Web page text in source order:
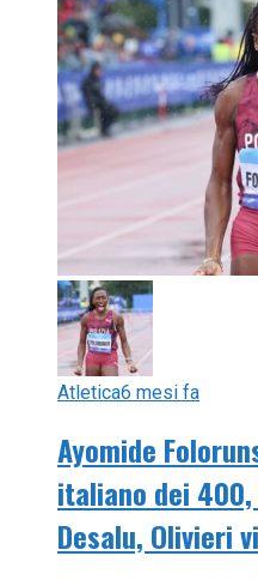
Atletica6 mesi fa
Ayomide
italiano dei
Desalu, Olivieri